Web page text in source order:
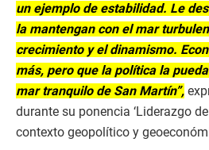
un ejemplo de estabilidad. Le
la mantengan con el mar
crecimiento y el dinamismo.
más, pero que la política la
mar tranquilo de San Martín”,
durante su ponencia ‘Liderazgo
contexto geopolítico y